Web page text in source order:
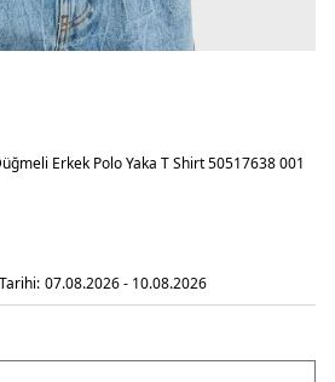
Erkek Polo Yaka T Shirt 50517638 001
07.08.2026 - 10.08.2026